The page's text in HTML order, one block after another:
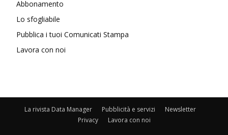
Abbonamento
Lo sfogliabile
Pubblica i tuoi Comunicati Stampa
Lavora con noi
La rivista Data Manager Pubblicità e servizi
Newsletter
Privacy
Lavora con noi